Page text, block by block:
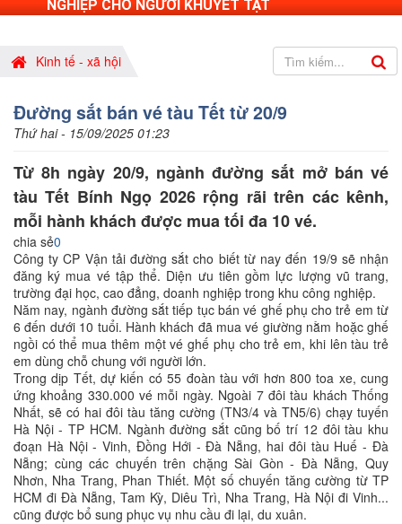
NGHIỆP CHO NGƯỜI KHUYẾT TẬT
Kinh tế - xã hội
Đường sắt bán vé tàu Tết từ 20/9
Thứ hai - 15/09/2025 01:23
Từ 8h ngày 20/9, ngành đường sắt mở bán vé
tàu Tết Bính Ngọ 2026 rộng rãi trên các kênh,
mỗi hành khách được mua tối đa 10 vé.
chia sẻ0
Công ty CP Vận tải đường sắt cho biết từ nay đến 19/9 sẽ nhận
đăng ký mua vé tập thể. Diện ưu tiên gồm lực lượng vũ trang,
trường đại học, cao đẳng, doanh nghiệp trong khu công nghiệp.
Năm nay, ngành đường sắt tiếp tục bán vé ghế phụ cho trẻ em từ
6 đến dưới 10 tuổi. Hành khách đã mua vé giường nằm hoặc ghế
ngồi có thể mua thêm một vé ghế phụ cho trẻ em, khi lên tàu trẻ
em dùng chỗ chung với người lớn.
Trong dịp Tết, dự kiến có 55 đoàn tàu với hơn 800 toa xe, cung
ứng khoảng 330.000 vé mỗi ngày. Ngoài 7 đôi tàu khách Thống
Nhất, sẽ có hai đôi tàu tăng cường (TN3/4 và TN5/6) chạy tuyến
Hà Nội - TP HCM. Ngành đường sắt cũng bố trí 12 đôi tàu khu
đoạn Hà Nội - Vinh, Đồng Hới - Đà Nẵng, hai đôi tàu Huế - Đà
Nẵng; cùng các chuyến trên chặng Sài Gòn - Đà Nẵng, Quy
Nhơn, Nha Trang, Phan Thiết. Một số chuyến tăng cường từ TP
HCM đi Đà Nẵng, Tam Kỳ, Diêu Trì, Nha Trang, Hà Nội đi Vinh...
cũng được bổ sung phục vụ nhu cầu đi lại, du xuân.